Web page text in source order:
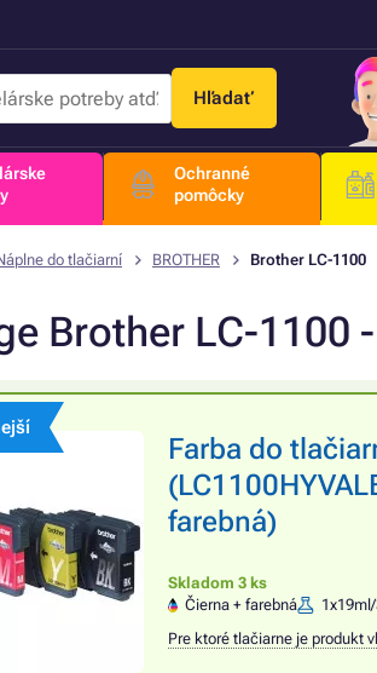
Hľadať
Ochranné
pomôcky
do tlačiarní BROTHER Brother LC-1100
Brother LC-1100
Farba do
farebná)
Skladom 3 ks
Čierna + farebná
Pre ktoré tlačiarne je produkt